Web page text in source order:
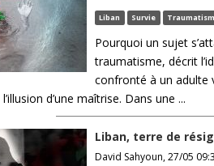
Liban Survie
Pourquoi un sujet
traumatisme, décrit
confronté à un adulte
d’une maîtrise. Dans une ...
Liban, terre de
David Sahyoun, 27/05